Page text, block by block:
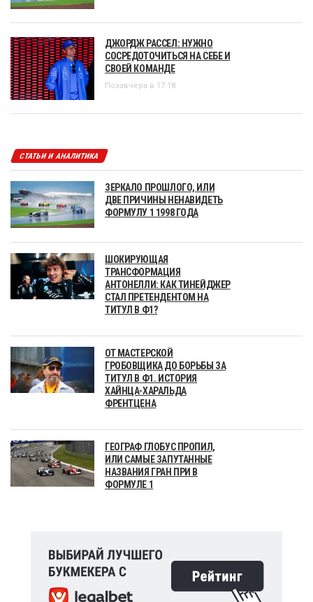
ДЖОРДЖ РАССЕЛ: НУЖНО
СОСРЕДОТОЧИТЬСЯ НА СЕБЕ И
СВОЕЙ КОМАНДЕ
Позавчера в 17:18
СТАТЬИ И АНАЛИТИКА
ЗЕРКАЛО ПРОШЛОГО, ИЛИ
ДВЕ ПРИЧИНЫ НЕНАВИДЕТЬ
ФОРМУЛУ 1 1998 ГОДА
ШОКИРУЮЩАЯ
ТРАНСФОРМАЦИЯ
АНТОНЕЛЛИ: КАК ТИНЕЙДЖЕР
СТАЛ ПРЕТЕНДЕНТОМ НА
ТИТУЛ В Ф1?
ОТ МАСТЕРСКОЙ
ГРОБОВЩИКА ДО БОРЬБЫ ЗА
ТИТУЛ В Ф1. ИСТОРИЯ
ХАЙНЦА-ХАРАЛЬДА
ФРЕНТЦЕНА
ГЕОГРАФ ГЛОБУС ПРОПИЛ,
ИЛИ САМЫЕ ЗАПУТАННЫЕ
НАЗВАНИЯ ГРАН ПРИ В
ФОРМУЛЕ 1